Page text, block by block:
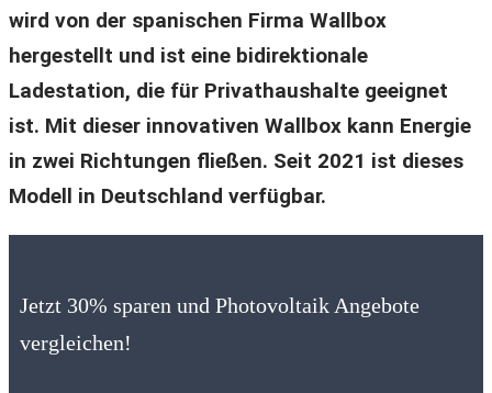
wird von der spanischen Firma Wallbox
hergestellt und ist eine bidirektionale
Ladestation, die für Privathaushalte geeignet
ist. Mit dieser innovativen Wallbox kann Energie
in zwei Richtungen fließen. Seit 2021 ist dieses
Modell in Deutschland verfügbar.
Jetzt 30% sparen und Photovoltaik Angebote
vergleichen!